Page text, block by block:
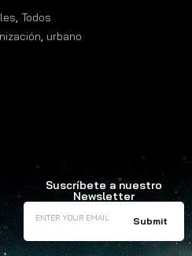
, Todos
, urbano
Suscríbete a nuestro
Newsletter